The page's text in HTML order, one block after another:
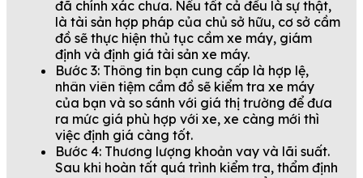
đã chính xác chưa. Nếu tất cả đều là sự thật,
là tài sản hợp pháp của chủ sở hữu, cơ sở cầm
đồ sẽ thực hiện thủ tục cầm xe máy, giám
định và định giá tài sản xe máy.
Bước 3: Thông tin bạn cung cấp là hợp lệ,
nhân viên tiệm cầm đồ sẽ kiểm tra xe máy
của bạn và so sánh với giá thị trường để đưa
ra mức giá phù hợp với xe, xe càng mới thì
việc định giá càng tốt.
Bước 4: Thương lượng khoản vay và lãi suất.
Sau khi hoàn tất quá trình kiểm tra, thẩm định